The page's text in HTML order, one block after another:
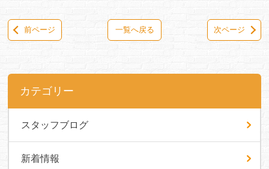
前ページ 一覧へ戻る 次ページ
カテゴリー
スタッフブログ
新着情報